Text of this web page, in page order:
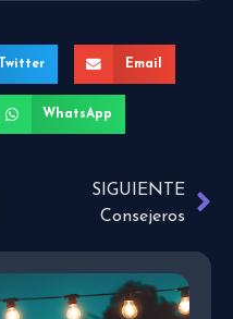
Twitter Email
WhatsApp
SIGUIENTE
Consejeros